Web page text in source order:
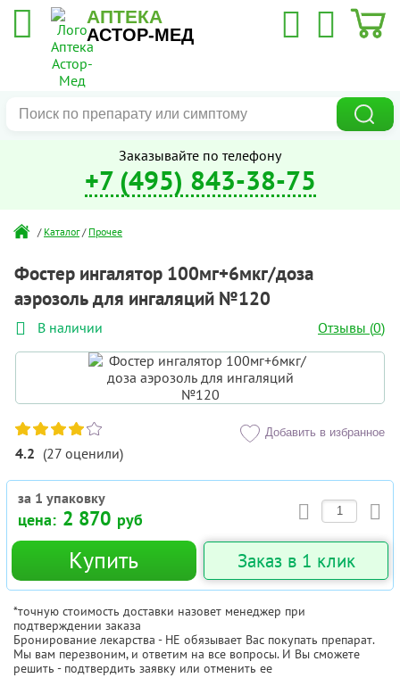
АПТЕКА
АСТОР-МЕД
Заказывайте по телефону
+7 (495) 843-38-75
/ Каталог / Прочее
Фостер ингалятор 100мг+6мкг/доза
аэрозоль для ингаляций №120
В наличии Отзывы (0)
4.2 (27 оценили)
Добавить в избранное
за 1 упаковку
цена: 2 870 руб
Купить Заказ в 1 клик
*точную стоимость доставки назовет менеджер при
подтверждении заказа
Бронирование лекарства - НЕ обязывает Вас покупать препарат.
Мы вам перезвоним, и ответим на все вопросы. И Вы сможете
решить - подтвердить заявку или отменить ее